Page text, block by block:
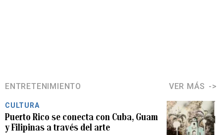
ENTRETENIMIENTO VER MÁS
CULTURA
Puerto Rico se conecta con Cuba, Guam
y Filipinas a través del arte